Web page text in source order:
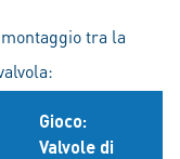
tra la
Gioco:
Valvole di